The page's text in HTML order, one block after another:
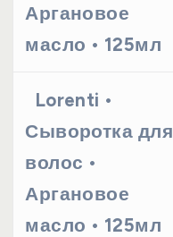
Аргановое
масло • 125мл
Lorenti •
Сыворотка для
волос •
Аргановое
масло • 125мл